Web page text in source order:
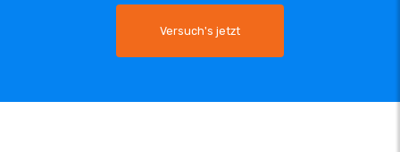
Versuch's jetzt